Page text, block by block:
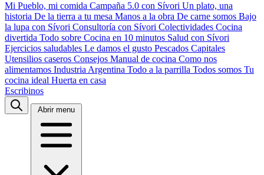
Mi Pueblo, mi comida Campaña 5.0 con Sívori Un plato, una
historia De la tierra a tu mesa Manos a la obra De carne somos Bajo
la lupa con Sívori Consultoría con Sívori Colectividades Cocina
divertida Todo sobre Cocina en 10 minutos Salud con Sívori
Ejercicios saludables Le damos el gusto Pescados Capitales
Utensilios caseros Consejos Manual de cocina Como nos
alimentamos Industria Argentina Todo a la parrilla Todos somos Tu
cocina ideal Huerta en casa
Escribinos
Abrir menu